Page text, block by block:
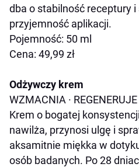
dba o stabilność receptury
przyjemność aplikacji.
Pojemność: 50 ml
Cena: 49,99 zł
Odżywczy krem
WZMACNIA · REGENERUJE
Krem o bogatej
nawilża, przynosi ulgę i
aksamitnie miękka w
osób badanych. Po 28